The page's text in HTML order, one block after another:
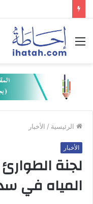
القائمة
الرئيسية / الأخبار
الأخبار
لجنة
المياه في